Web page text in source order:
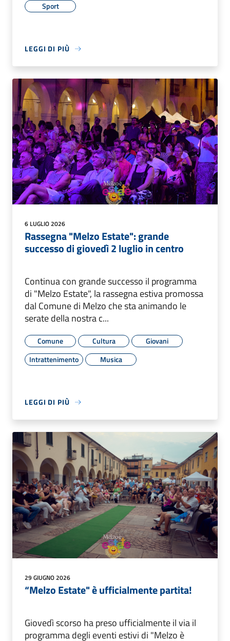
Sport
LEGGI DI PIÙ
6 LUGLIO 2026
Rassegna "Melzo Estate": grande
successo di giovedì 2 luglio in centro
Continua con grande successo il programma
di "Melzo Estate", la rassegna estiva promossa
dal Comune di Melzo che sta animando le
serate della nostra c...
Comune Cultura
Giovani
Intrattenimento
Musica
LEGGI DI PIÙ
29 GIUGNO 2026
“Melzo Estate" è ufficialmente partita!
Giovedì scorso ha preso ufficialmente il via il
programma degli eventi estivi di "Melzo è